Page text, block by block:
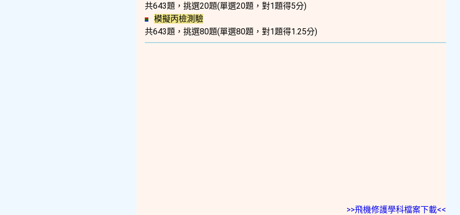
共643題，挑選20題(單選20題，對1題得5分)
模擬丙檢測驗
共643題，挑選80題(單選80題，對1題得1.25分)
>>飛機修護學科檔案下載<<